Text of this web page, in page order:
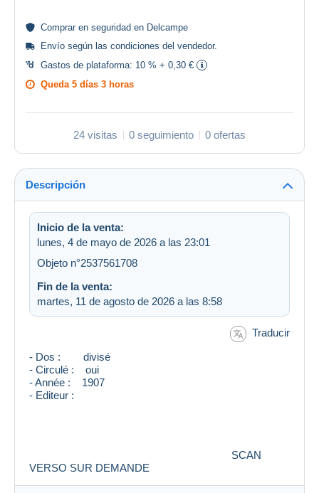
Comprar en seguridad en Delcampe
Envío según las condiciones del vendedor.
Gastos de plataforma: 10 % + 0,30 €
Queda 5 días 3 horas
24 visitas 0 seguimiento 0 ofertas
Descripción
Inicio de la venta:
lunes, 4 de mayo de 2026 a las 23:01
Objeto n°2537561708
Fin de la venta:
martes, 11 de agosto de 2026 a las 8:58
Traducir
- Dos : divisé
- Circulé : oui
- Année : 1907
- Editeur :
SCAN
VERSO SUR DEMANDE